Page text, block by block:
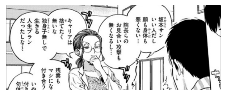
ト
数
数